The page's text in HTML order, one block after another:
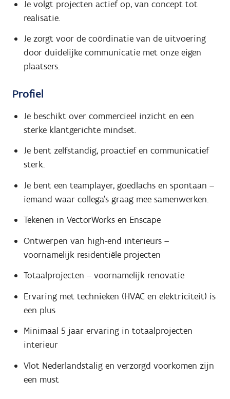
Je volgt projecten actief op, van concept tot
realisatie.
Je zorgt voor de coördinatie van de uitvoering
door duidelijke communicatie met onze eigen
plaatsers.
Profiel
Je beschikt over commercieel inzicht en een
sterke klantgerichte mindset.
Je bent zelfstandig, proactief en communicatief
sterk.
Je bent een teamplayer, goedlachs en spontaan –
iemand waar collega’s graag mee samenwerken.
Tekenen in VectorWorks en Enscape
Ontwerpen van high-end interieurs –
voornamelijk residentiële projecten
Totaalprojecten – voornamelijk renovatie
Ervaring met technieken (HVAC en elektriciteit) is
een plus
Minimaal 5 jaar ervaring in totaalprojecten
interieur
Vlot Nederlandstalig en verzorgd voorkomen zijn
een must